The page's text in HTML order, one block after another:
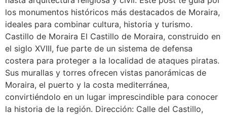
los monumentos históricos más destacados de Moraira,
ideales para combinar cultura, historia y turismo.
Castillo de Moraira El Castillo de Moraira, construido en
el siglo XVIII, fue parte de un sistema de defensa
costera para proteger a la localidad de ataques piratas.
Sus murallas y torres ofrecen vistas panorámicas de
Moraira, el puerto y la costa mediterránea,
convirtiéndolo en un lugar imprescindible para conocer
la historia de la región. Dirección: Calle del Castillo,